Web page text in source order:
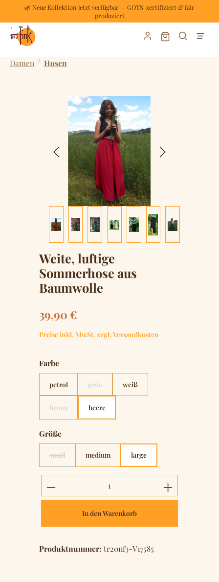
Zum Hauptinhalt springen
🌿 Neue Kollektion jetzt verfügbar — GOTS-zertifiziert & fair
produziert
Warenkorb
Damen / Hosen
Bildergalerie überspringen
Weite, luftige
Sommerhose aus
Baumwolle
Regulärer Preis:
39,90 €
Preise inkl. MwSt. zzgl. Versandkosten
Farbeauswählen
petrol grün
(Diese Option ist zurzeit nicht verfügbar.)
weiß
henna
(Diese Option ist zurzeit nicht verfügbar.)
beere
Größeauswählen
small
(Diese Option ist zurzeit nicht verfügbar.)
medium large
Produkt Anzahl: Gib den
In den Warenkorb
Produktnummer: tr20nf3-V17585